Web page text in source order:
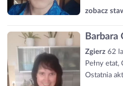
zobacz
Barbara
Zgierz 62
Pełny etat,
Ostatnia